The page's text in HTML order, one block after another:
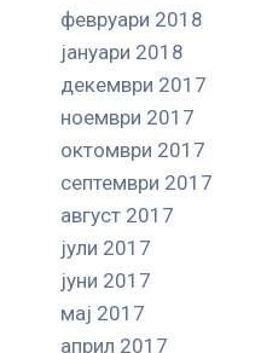
февруари 2018
јануари 2018
декември 2017
ноември 2017
октомври 2017
септември 2017
август 2017
јули 2017
јуни 2017
мај 2017
април 2017